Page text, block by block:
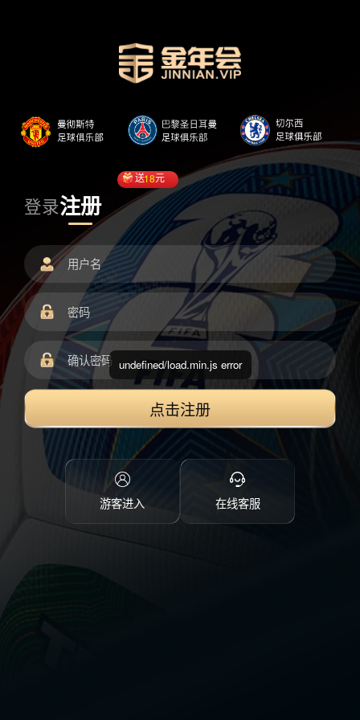
登录注册
送18元
点击注册
游客进入 在线客服
undefined/load.min.js error